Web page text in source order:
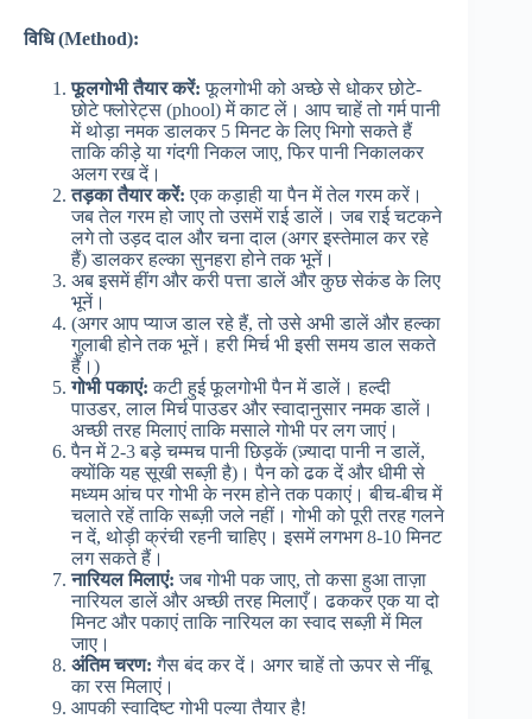
विधि (Method):
फूलगोभी तैयार करें: फूलगोभी को अच्छे से धोकर छोटे-
छोटे फ्लोरेट्स (phool) में काट लें। आप चाहें तो गर्म पानी
में थोड़ा नमक डालकर 5 मिनट के लिए भिगो सकते हैं
ताकि कीड़े या गंदगी निकल जाए, फिर पानी निकालकर
अलग रख दें।
तड़का तैयार करें: एक कड़ाही या पैन में तेल गरम करें।
जब तेल गरम हो जाए तो उसमें राई डालें। जब राई चटकने
लगे तो उड़द दाल और चना दाल (अगर इस्तेमाल कर रहे
हैं) डालकर हल्का सुनहरा होने तक भूनें।
अब इसमें हींग और करी पत्ता डालें और कुछ सेकंड के लिए
भूनें।
(अगर आप प्याज डाल रहे हैं, तो उसे अभी डालें और हल्का
गुलाबी होने तक भूनें। हरी मिर्च भी इसी समय डाल सकते
हैं।)
गोभी पकाएं: कटी हुई फूलगोभी पैन में डालें। हल्दी
पाउडर, लाल मिर्च पाउडर और स्वादानुसार नमक डालें।
अच्छी तरह मिलाएं ताकि मसाले गोभी पर लग जाएं।
पैन में 2-3 बड़े चम्मच पानी छिड़कें (ज़्यादा पानी न डालें,
क्योंकि यह सूखी सब्ज़ी है)। पैन को ढक दें और धीमी से
मध्यम आंच पर गोभी के नरम होने तक पकाएं। बीच-बीच में
चलाते रहें ताकि सब्ज़ी जले नहीं। गोभी को पूरी तरह गलने
न दें, थोड़ी क्रंची रहनी चाहिए। इसमें लगभग 8-10 मिनट
लग सकते हैं।
नारियल मिलाएं: जब गोभी पक जाए, तो कसा हुआ ताज़ा
नारियल डालें और अच्छी तरह मिलाएँ। ढककर एक या दो
मिनट और पकाएं ताकि नारियल का स्वाद सब्ज़ी में मिल
जाए।
अंतिम चरण: गैस बंद कर दें। अगर चाहें तो ऊपर से नींबू
का रस मिलाएं।
आपकी स्वादिष्ट गोभी पल्या तैयार है!